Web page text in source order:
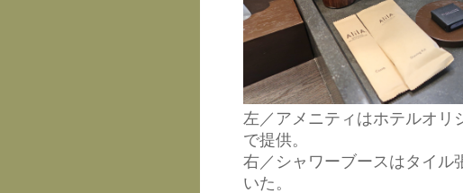
左／アメニティはホテルオリ
で提供。
右／シャワーブースはタイル
いた。